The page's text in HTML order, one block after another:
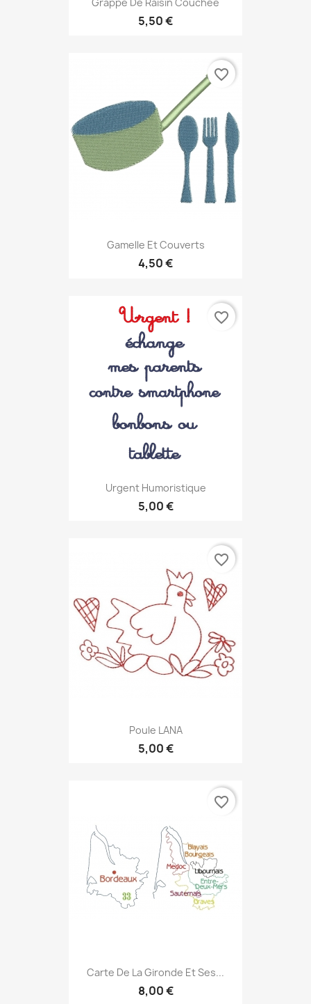
5,50 €
Gamelle Et Couverts
4,50 €
favorite_border
Urgent Humoristique
5,00 €
favorite_border
Poule LANA
5,00 €
favorite_border
Carte De La Gironde Et Ses...
8,00 €
favorite_border